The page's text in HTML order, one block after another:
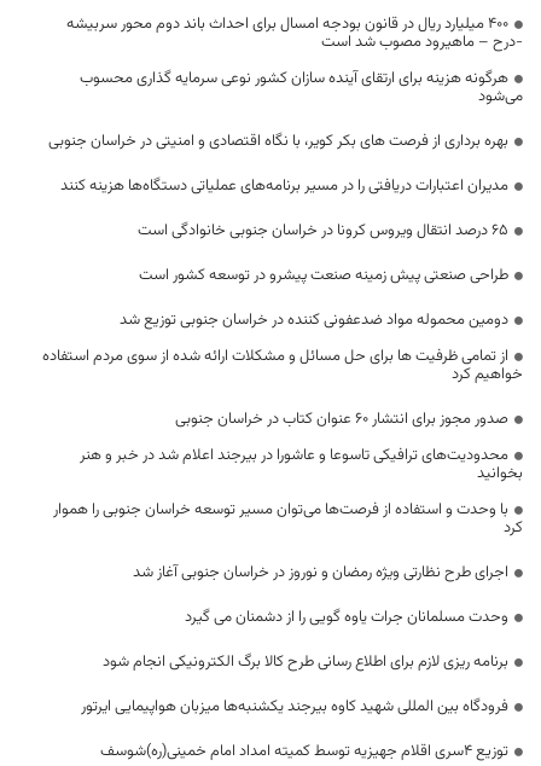
۴۰۰ میلیارد ریال در قانون بودجه امسال برای احداث باند دوم محور سربیشه
-درح – ماهیرود مصوب شد است
هرگونه هزینه برای ارتقای آینده سازان کشور نوعی سرمایه گذاری محسوب
می‌شود
بهره برداری از فرصت های بکر کویر، با نگاه اقتصادی و امنیتی در خراسان جنوبی
مدیران اعتبارات دریافتی را در مسیر برنامه‌های عملیاتی دستگاه‌ها هزینه کنند
۶۵ درصد انتقال ویروس کرونا در خراسان جنوبی خانوادگی است
طراحی صنعتی پیش زمینه صنعت پیشرو در توسعه کشور است
دومین محموله مواد ضدعفونی کننده در خراسان جنوبی توزیع شد
از تمامی ظرفیت ها برای حل مسائل و مشکلات ارائه شده از سوی مردم استفاده
خواهیم کرد
صدور مجوز برای انتشار ۶۰ عنوان کتاب در خراسان جنوبی
محدودیت‌های ترافیکی تاسوعا و عاشورا در بیرجند اعلام شد در خبر و هنر
بخوانید
با وحدت و استفاده از فرصت‌ها می‌توان مسیر توسعه خراسان جنوبی را هموار
کرد
اجرای طرح نظارتی ویژه رمضان و نوروز در خراسان جنوبی آغاز شد
وحدت مسلمانان جرات یاوه گویی را از دشمنان می گیرد
برنامه ریزی لازم برای اطلاع رسانی طرح کالا برگ الکترونیکی انجام شود
فرودگاه بین المللی شهید کاوه بیرجند یکشنبه‌ها میزبان هواپیمایی ایرتور
توزیع ۴سری اقلام جهیزیه توسط کمیته امداد امام خمینی(ره)شوسف